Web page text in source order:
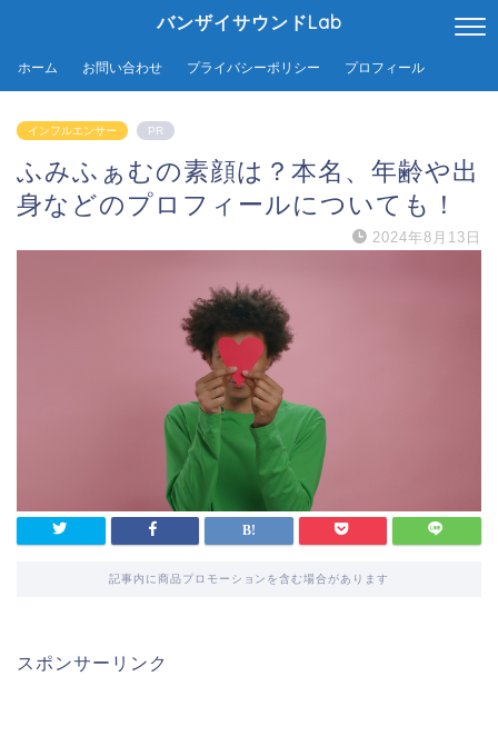
バンザイサウンドLab
ホーム お問い合わせ プライバシーポリシー プロフィール
インフルエンサー PR
ふみふぁむの素顔は？本名、年齢や出
身などのプロフィールについても！
2024年8月13日
記事内に商品プロモーションを含む場合があります
スポンサーリンク